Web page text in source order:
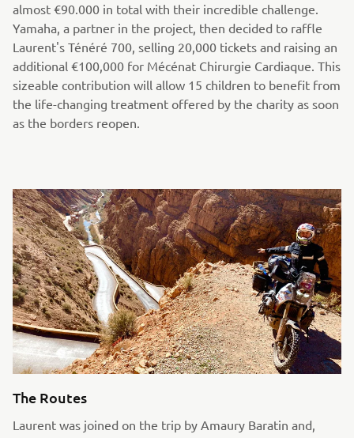
almost €90.000 in total with their incredible challenge.
Yamaha, a partner in the project, then decided to raffle
Laurent's Ténéré 700, selling 20,000 tickets and raising an
additional €100,000 for Mécénat Chirurgie Cardiaque. This
sizeable contribution will allow 15 children to benefit from
the life-changing treatment offered by the charity as soon
as the borders reopen.
The Routes
Laurent was joined on the trip by Amaury Baratin and,